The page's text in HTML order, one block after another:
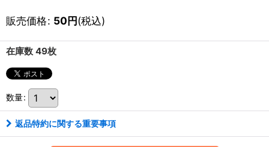
販売価格: 50円(税込)
在庫数 49枚
数量:
返品特約に関する重要事項